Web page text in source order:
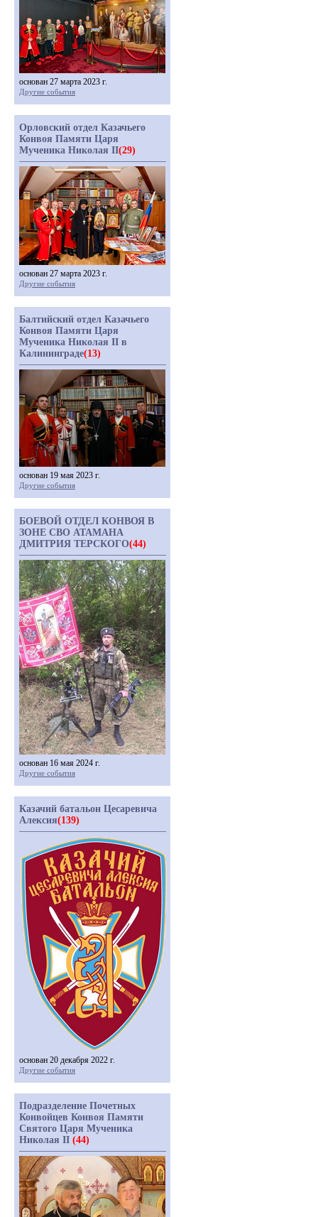
основан 27 марта 2023 г.
Другие события
Орловский отдел Казачьего
Конвоя Памяти Царя
Мученика Николая II(29)
основан 27 марта 2023 г.
Другие события
Балтийский отдел Казачьего
Конвоя Памяти Царя
Мученика Николая II в
Калининграде(13)
основан 19 мая 2023 г.
Другие события
БОЕВОЙ ОТДЕЛ КОНВОЯ В
ЗОНЕ СВО АТАМАНА
ДМИТРИЯ ТЕРСКОГО(44)
основан 16 мая 2024 г.
Другие события
Казачий батальон Цесаревича
Алексия(139)
основан 20 декабря 2022 г.
Другие события
Подразделение Почетных
Конвойцев Конвоя Памяти
Святого Царя Мученика
Николая II (44)